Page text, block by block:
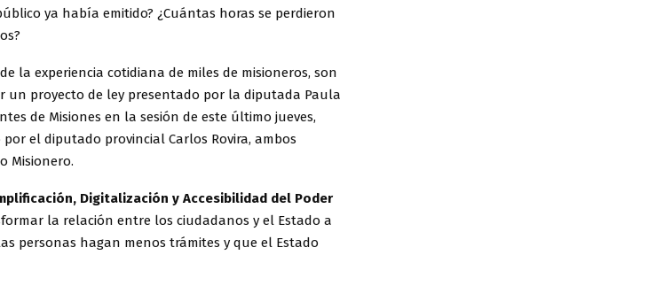
ya había emitido? ¿Cuántas horas se perdieron
la experiencia cotidiana de miles de misioneros, son
un proyecto de ley presentado por la diputada Paula
de Misiones en la sesión de este último jueves,
el diputado provincial Carlos Rovira, ambos
Misionero.
Digitalización y Accesibilidad del Poder
la relación entre los ciudadanos y el Estado a
personas hagan menos trámites y que el Estado